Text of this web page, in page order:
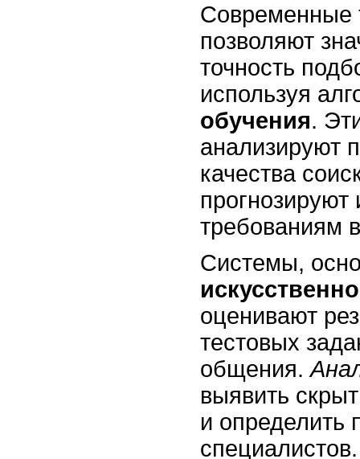
Современные
позволяют
точность
используя
обучения.
анализируют
качества
прогнозируют
требованиям
Системы,
оценивают
тестовых
общения.
выявить
и определить
специалистов.